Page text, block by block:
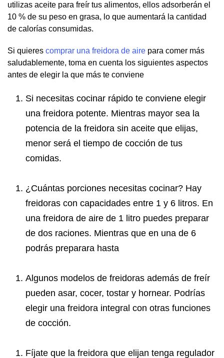
utilizas aceite para freír tus alimentos, ellos adsorberán el
10 % de su peso en grasa, lo que aumentará la cantidad
de calorías consumidas.
Si quieres comprar una freidora de aire para comer más
saludablemente, toma en cuenta los siguientes aspectos
antes de elegir la que más te conviene
Si necesitas cocinar rápido te conviene elegir
una freidora potente. Mientras mayor sea la
potencia de la freidora sin aceite que elijas,
menor será el tiempo de cocción de tus
comidas.
¿Cuántas porciones necesitas cocinar? Hay
freidoras con capacidades entre 1 y 6 litros. En
una freidora de aire de 1 litro puedes preparar
de dos raciones. Mientras que en una de 6
podrás preparara hasta
Algunos modelos de freidoras además de freír
pueden asar, cocer, tostar y hornear. Podrías
elegir una freidora integral con otras funciones
de cocción.
Fíjate que la freidora que elijan tenga regulador